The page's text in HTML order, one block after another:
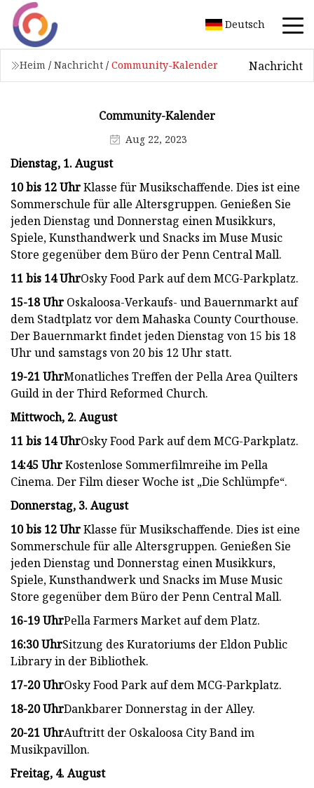
Deutsch
Heim / Nachricht / Community-Kalender Nachricht
Community-Kalender
Aug 22, 2023
Dienstag, 1. August
10 bis 12 UhrKlasse für Musikschaffende. Dies ist eine
Sommerschule für alle Altersgruppen. Genießen Sie
jeden Dienstag und Donnerstag einen Musikkurs,
Spiele, Kunsthandwerk und Snacks im Muse Music
Store gegenüber dem Büro der Penn Central Mall.
11 bis 14 UhrOsky Food Park auf dem MCG-Parkplatz.
15-18 Uhr Oskaloosa-Verkaufs- und Bauernmarkt auf
dem Stadtplatz vor dem Mahaska County Courthouse.
Der Bauernmarkt findet jeden Dienstag von 15 bis 18
Uhr und samstags von 20 bis 12 Uhr statt.
19-21 UhrMonatliches Treffen der Pella Area Quilters
Guild in der Third Reformed Church.
Mittwoch, 2. August
11 bis 14 UhrOsky Food Park auf dem MCG-Parkplatz.
14:45 UhrKostenlose Sommerfilmreihe im Pella
Cinema. Der Film dieser Woche ist „Die Schlümpfe“.
Donnerstag, 3. August
10 bis 12 UhrKlasse für Musikschaffende. Dies ist eine
Sommerschule für alle Altersgruppen. Genießen Sie
jeden Dienstag und Donnerstag einen Musikkurs,
Spiele, Kunsthandwerk und Snacks im Muse Music
Store gegenüber dem Büro der Penn Central Mall.
16-19 UhrPella Farmers Market auf dem Platz.
16:30 UhrSitzung des Kuratoriums der Eldon Public
Library in der Bibliothek.
17-20 UhrOsky Food Park auf dem MCG-Parkplatz.
18-20 UhrDankbarer Donnerstag in der Alley.
20-21 UhrAuftritt der Oskaloosa City Band im
Musikpavillon.
Freitag, 4. August